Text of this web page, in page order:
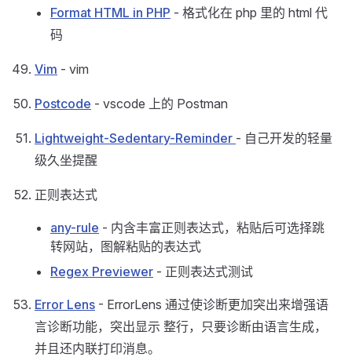
Format HTML in PHP - 格式化在 php 里的 html 代
码
Vim - vim
Postcode - vscode 上的 Postman
Lightweight-Sedentary-Reminder - 自己开发的轻量
级久坐提醒
正则表达式
any-rule - 内含丰富正则表达式，粘贴后可选择跳
转网站，图解粘贴的表达式
Regex Previewer - 正则表达式测试
Error Lens - ErrorLens 通过使诊断更加突出来增强语
言诊断功能，突出显示 整行，只要诊断由语言生成，
并且还内联打印消息。